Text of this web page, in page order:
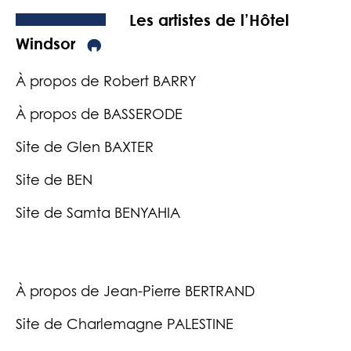
Les artistes de l’Hôtel
Windsor
À propos de Robert BARRY
À propos de BASSERODE
Site de Glen BAXTER
Site de BEN
Site de Samta BENYAHIA
À propos de Jean-Pierre BERTRAND
Site de Charlemagne PALESTINE